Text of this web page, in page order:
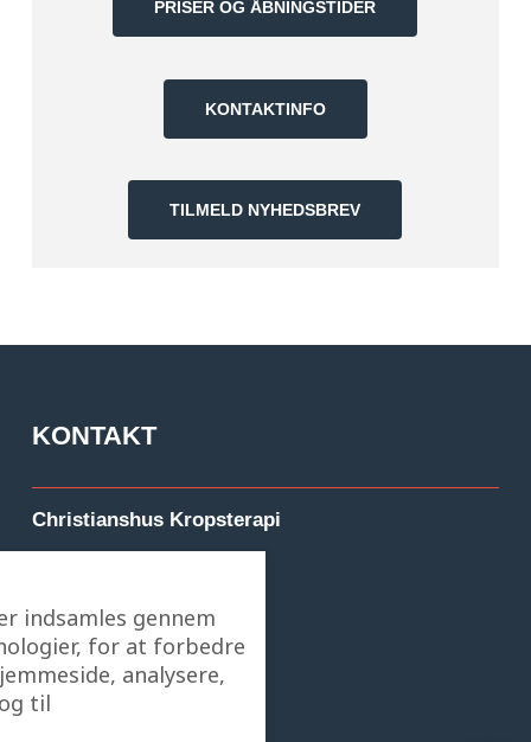
PRISER OG ÅBNINGSTIDER
KONTAKTINFO
TILMELD NYHEDSBREV
KONTAKT
Christianshus Kropsterapi
CVR: 36548355
Hovedgaden 55B, 2. sal
indsamles gennem
for at forbedre
analysere,
til